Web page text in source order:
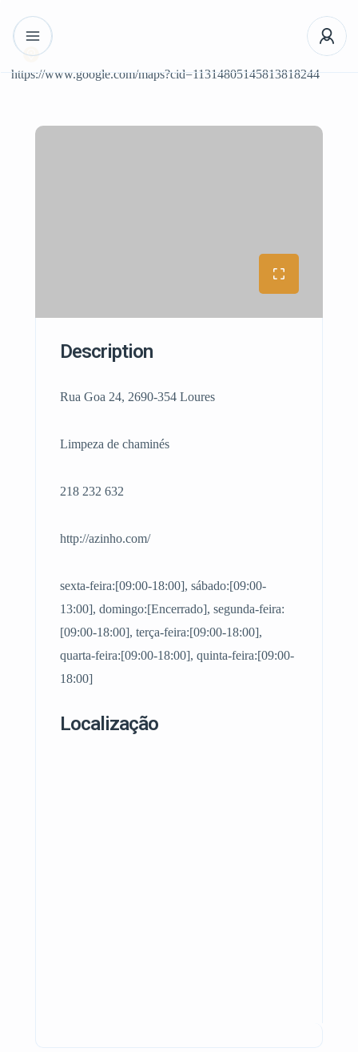
https://www.google.com/maps?cid=11314805145813818244
Description
Rua Goa 24, 2690-354 Loures
Limpeza de chaminés
218 232 632
http://azinho.com/
sexta-feira:[09:00-18:00], sábado:[09:00-
13:00], domingo:[Encerrado], segunda-feira:
[09:00-18:00], terça-feira:[09:00-18:00],
quarta-feira:[09:00-18:00], quinta-feira:[09:00-
18:00]
Localização